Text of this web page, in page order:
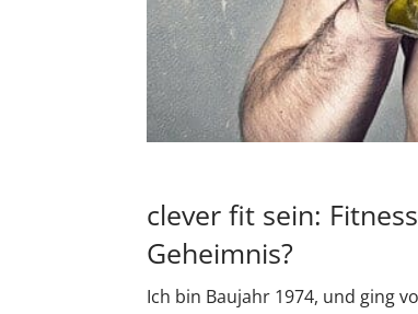
clever fit sein:
Geheimnis?
Ich bin Baujahr 1974, und ging